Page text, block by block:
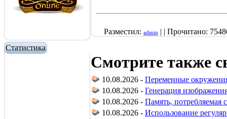
Статистика
Разместил: admin | | Прочитано:
Смотрите также
10.08.2026 - Переменные
10.08.2026 - Генерация
10.08.2026 - Память, потребляемая
10.08.2026 - Использование